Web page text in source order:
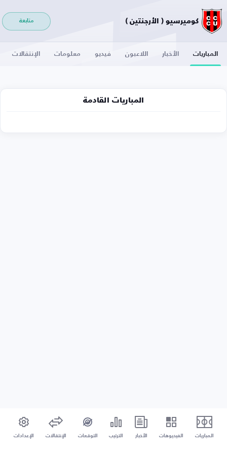
كوميرسيو ( الأرجنتين ) متابعة
المباريات الأخبار اللاعبون فيديو معلومات الإنتقالات
المباريات القادمة
المباريات الفيديوهات الأخبار الترتيب التوقعات الإنتقالات الإعدادات